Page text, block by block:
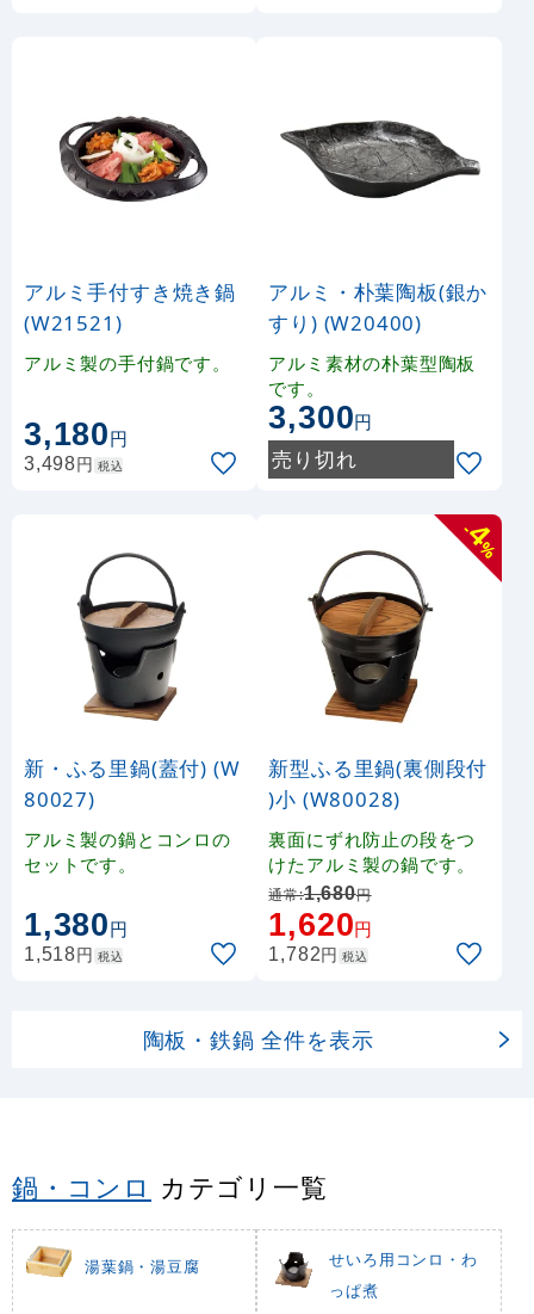
アルミ手付すき焼き鍋
(W21521)
アルミ製の手付鍋です。
3,180円
3,498円 税込
アルミ・朴葉陶板(銀か
すり) (W20400)
アルミ素材の朴葉型陶板
です。
3,300円
売り切れ
新・ふる里鍋(蓋付) (W
80027)
アルミ製の鍋とコンロの
セットです。
1,380円
1,518円 税込
-
4
%
新型ふる里鍋(裏側段付
)小 (W80028)
裏面にずれ防止の段をつ
けたアルミ製の鍋です。
通常:1,680円
1,620円
1,782円 税込
陶板・鉄鍋 全件を表示
鍋・コンロ カテゴリ一覧
湯葉鍋・湯豆腐
せいろ用コンロ・わ
っぱ煮